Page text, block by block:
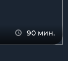
90 мин.